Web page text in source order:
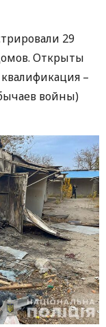
29
Открыты
–
войны)